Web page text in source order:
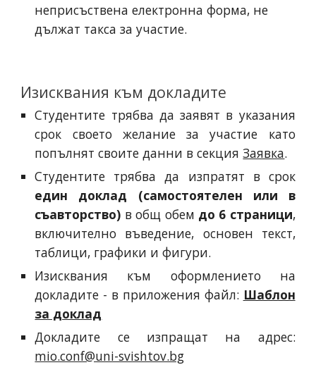
неприсъствена електронна форма, не
дължат такса за участие.
Изисквания към докладите
Студентите трябва да заявят в указания
срок своето желание за участие като
попълнят своите данни в секцияЗаявка.
Студентите трябва да изпратят в срок
един
доклад
(самостоятелен или в
съавторство) в общ обем до 6 страници,
включително въведение, основен текст,
таблици, графики и фигури.
Изисквания към оформлението на
докладите - в приложения файл: Шаблон
за доклад
Докладите се изпращат на адрес:
mio.conf@uni-svishtov.bg